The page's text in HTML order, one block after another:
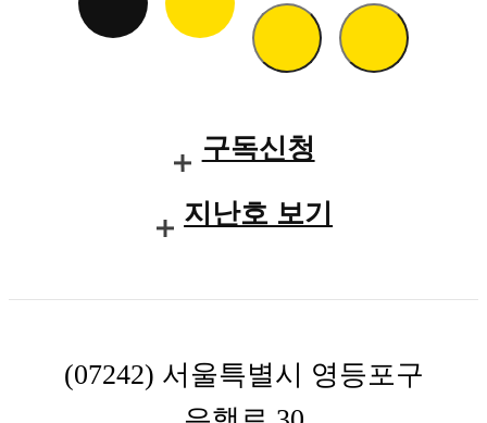
구독신청
지난호 보기
(07242) 서울특별시 영등포구